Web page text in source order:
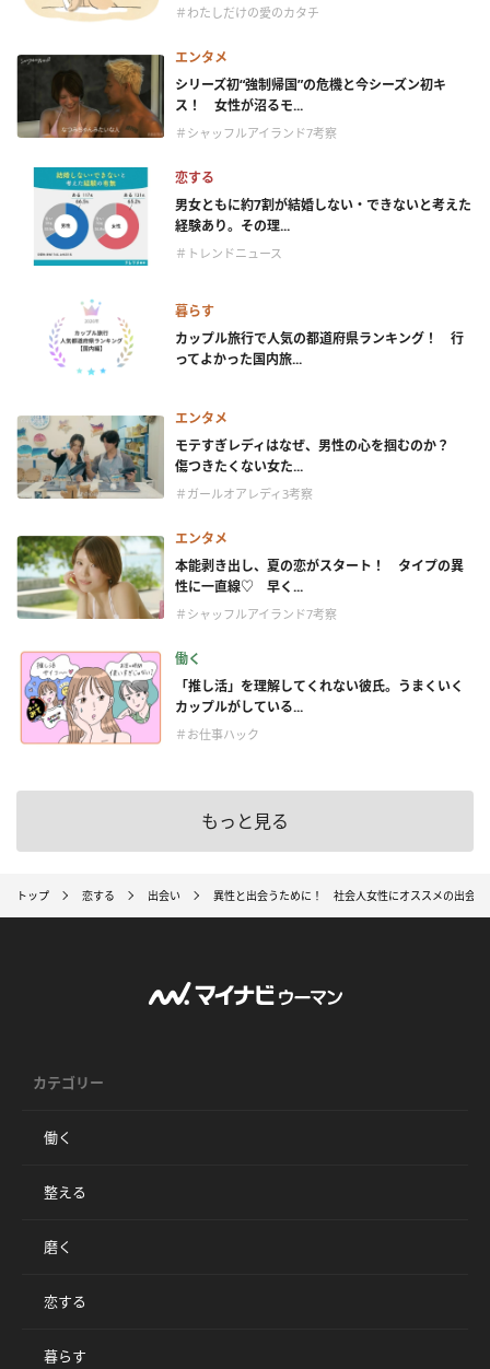
＃わたしだけの愛のカタチ
エンタメ
シリーズ初“強制帰国”の危機と今シーズン初キ
ス！ 女性が沼るモ...
＃シャッフルアイランド7考察
恋する
男女ともに約7割が結婚しない・できないと考えた
経験あり。その理...
＃トレンドニュース
暮らす
カップル旅行で人気の都道府県ランキング！ 行
ってよかった国内旅...
エンタメ
モテすぎレディはなぜ、男性の心を掴むのか？
傷つきたくない女た...
＃ガールオアレディ3考察
エンタメ
本能剥き出し、夏の恋がスタート！ タイプの異
性に一直線♡ 早く...
＃シャッフルアイランド7考察
働く
「推し活」を理解してくれない彼氏。うまくいく
カップルがしている...
＃お仕事ハック
もっと見る
トップ 恋する 出会い 異性と出会うために！ 社会人女性にオススメの出会い
カテゴリー
働く
整える
磨く
恋する
暮らす